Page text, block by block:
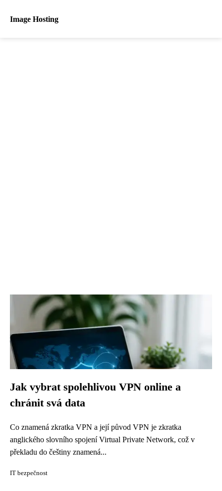
Image Hosting
Jak vybrat spolehlivou VPN online a
chránit svá data
Co znamená zkratka VPN a její původ VPN je zkratka
anglického slovního spojení Virtual Private Network, což v
překladu do češtiny znamená...
IT bezpečnost